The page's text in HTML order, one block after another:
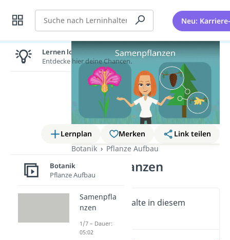
Suche Neu:
Lernplan Merken
Link teilen
Botanik
Pflanze Aufbau
Samenpflanzen
Wichtige Inhalte in diesem
Lernen lohnt sich!
Entdecke hier deine Chancen.
Botanik
Pflanze Aufbau
Samenpfla
nzen
1/7 – Dauer:
05:02